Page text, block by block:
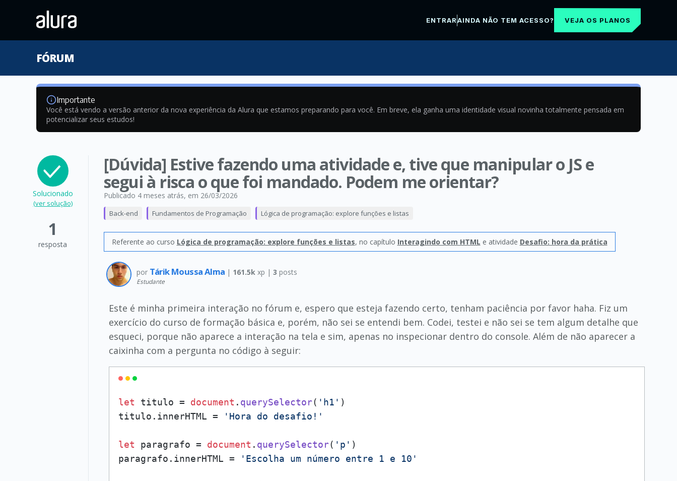
ENTRARAINDA NÃO TEM ACESSO? VEJA OS PLANOS
FÓRUM
Importante
Você está vendo a versão anterior da nova experiência da Alura que estamos preparando para você. Em breve, ela ganha uma identidade visual novinha totalmente pensada em
potencializar seus estudos!
Solucionado
(ver solução)
1
resposta
[Dúvida] Estive fazendo uma atividade e, tive que manipular o JS e
segui à risca o que foi mandado. Podem me orientar?
Publicado 4 meses atrás, em 26/03/2026
Back-end Fundamentos de Programação Lógica de programação: explore funções e listas
Referente ao curso Lógica de programação: explore funções e listas, no capítulo Interagindo com HTML e atividade Desafio: hora da prática
por Tárik Moussa Alma | 161.5k xp | 3 posts
Estudante
Este é minha primeira interação no fórum e, espero que esteja fazendo certo, tenham paciência por favor haha. Fiz um
exercício do curso de formação básica e, porém, não sei se entendi bem. Codei, testei e não sei se tem algum detalhe que
esqueci, porque não aparece a interação na tela e sim, apenas no inspecionar dentro do console. Além de não aparecer a
caixinha com a pergunta no código à seguir:
let titulo = document . querySelector( 'h1' )
titulo. innerHTML = 'Hora do desafio!'
let paragrafo = document . querySelector( 'p' )
paragrafo. innerHTML = 'Escolha um número entre 1 e 10'